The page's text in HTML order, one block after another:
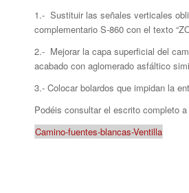
1.- Sustituir las señales verticales
complementario S-860 con el texto
2.- Mejorar la capa superficial del
acabado con aglomerado asfáltico
3.- Colocar bolardos que impidan la
Podéis consultar el escrito completo
Camino-fuentes-blancas-Ventilla